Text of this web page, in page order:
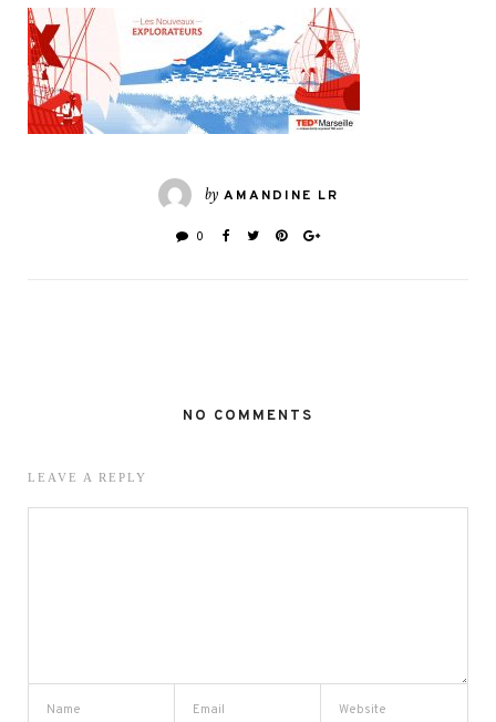
by AMANDINE LR
0
NO COMMENTS
LEAVE A REPLY